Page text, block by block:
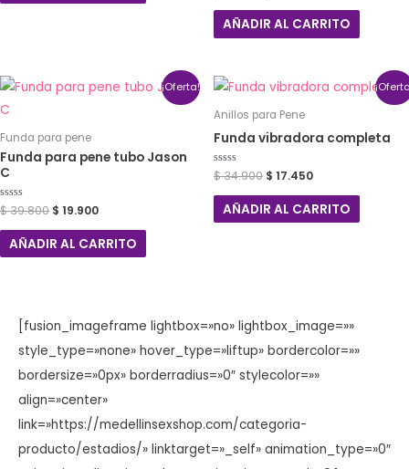
0
AÑADIR AL CARRITO
¡Oferta!
Funda para pene
Funda para pene tubo Jason
C
Valorado
con
0
$39.800 $ 19.900
AÑADIR AL CARRITO
Anillos para Pene
Funda vibradora completa
Valorado
con
0
$34.900 $ 17.450
AÑADIR AL CARRITO
[fusion_imageframe lightbox=»no» lightbox_image=»»
style_type=»none» hover_type=»liftup» bordercolor=»»
bordersize=»0px» borderradius=»0″ stylecolor=»»
align=»center»
link=»https://medellinsexshop.com/categoria-
producto/estadios/» linktarget=»_self» animation_type=»0″